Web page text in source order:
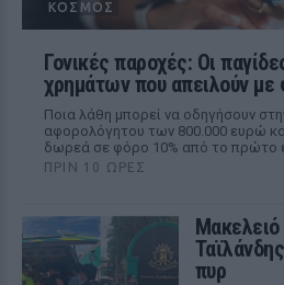
ΚΌΣΜΟΣ
Γονικές παροχές: Οι
χρημάτων που απειλούν με
Ποια λάθη μπορεί να οδηγήσουν
αφορολόγητου των 800.000 ευρώ
δωρεά σε φόρο 10% από το πρώτο
ΠΡΙΝ 10 ΏΡΕΣ
Μακελειό
πυρ